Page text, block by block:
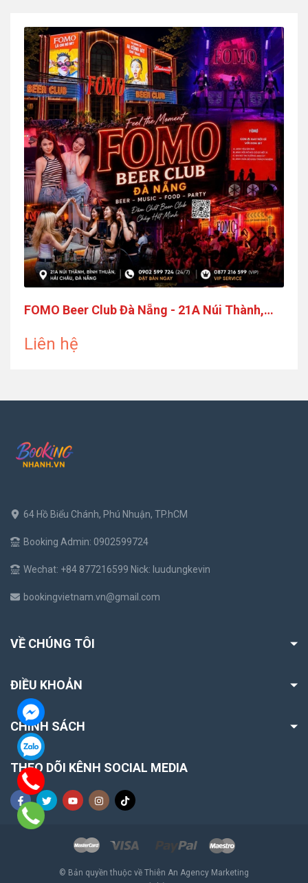
FOMO Beer Club Đà Nẵng - 21A Núi Thành,
Liên hệ
64 Hồ Biểu Chánh, Phú Nhuận, TP.hCM
Booking Admin: 0902599724
Wechat: +84 877216599 Nick: luudungkevin
bookingvietnam.vn@gmail.com
VỀ CHÚNG TÔI
ĐIỀU KHOẢN
CHÍNH SÁCH
THEO DÕI KÊNH SOCIAL MEDIA
© Bản quyền thuộc về Thiên An Agency Marketing